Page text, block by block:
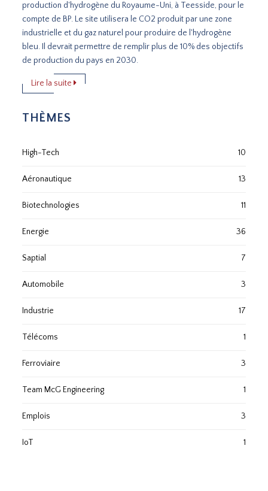
production d'hydrogène du Royaume-Uni, à Teesside, pour le
compte de BP. Le site utilisera le CO2 produit par une zone
industrielle et du gaz naturel pour produire de l'hydrogène
bleu. Il devrait permettre de remplir plus de 10% des objectifs
de production du pays en 2030.
Lire la suite
THÈMES
High-Tech 10
Aéronautique 13
Biotechnologies 11
Energie 36
Saptial 7
Automobile 3
Industrie 17
Télécoms 1
Ferroviaire 3
Team McG Engineering 1
Emplois 3
IoT 1